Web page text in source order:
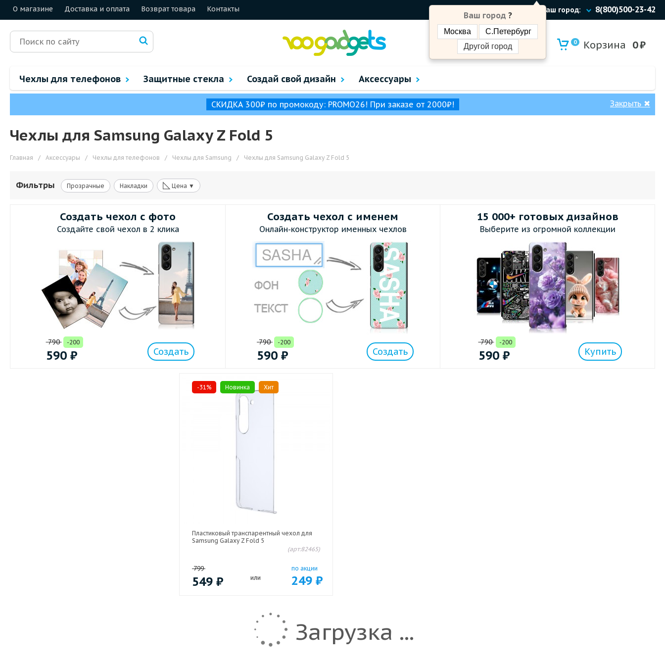
О магазине Доставка и оплата Возврат товара Контакты Ваш город:
Ваш город ?
Москва
С.Петербург
Другой город
8(800)500-23-42
0 Корзина 0₽
Чехлы для телефонов Защитные стекла Создай свой дизайн Аксессуары
СКИДКА 300₽ по промокоду: PROMO26! При заказе от 2000₽! Закрыть ✖
Чехлы для Samsung Galaxy Z Fold 5
Главная / Аксессуары / Чехлы для телефонов / Чехлы для Samsung / Чехлы для Samsung Galaxy Z Fold 5
Фильтры Прозрачные Накладки ◺ Цена ▼
Создать чехол с фото
Создайте свой чехол в 2 клика
790 -200
590 ₽ Создать
Создать чехол с именем
Онлайн-конструктор именных чехлов
790 -200
590 ₽ Создать
15 000+ готовых дизайнов
Выберите из огромной коллекции
790 -200
590 ₽ Купить
-31% Новинка Хит
Пластиковый транспарентный чехол для
Samsung Galaxy Z Fold 5
(арт:82465)
799
549 ₽ или
по акции
249 ₽
Загрузка ...